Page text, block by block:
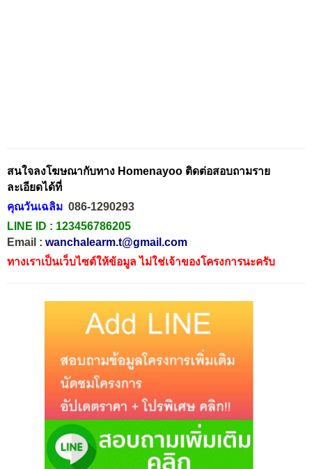
สนใจลงโฆษณากับทาง Homenayoo ติดต่อสอบถามราย
ละเอียดได้ที่
คุณวันเฉลิม 086-1290293
LINE ID : 123456786205
Email : wanchalearm.t@gmail.com
ทางเราเป็นเว็บไซต์ให้ข้อมูล ไม่ใช่เจ้าของโครงการนะครับ